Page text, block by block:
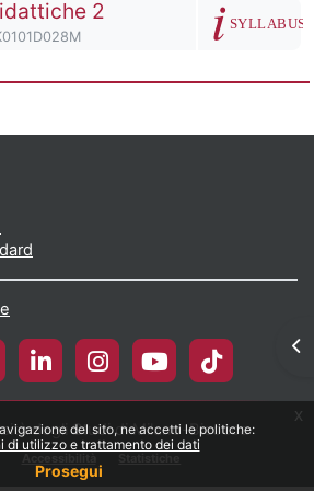
del sito, ne accetti le politiche:
di utilizzo e trattamento dei dati
Prosegui
x
2
corso
Descrizione
SYLLABUS
Didattiche nelle
degli Studi di Milano-Bicocca